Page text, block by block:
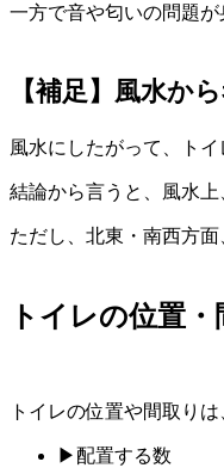
一方で音や匂いの問題
【補足】風水か
風水にしたがって、ト
結論から言うと、風水上
ただし、北東・南西方面
トイレの位置
トイレの位置や間取り
▶︎配置する数